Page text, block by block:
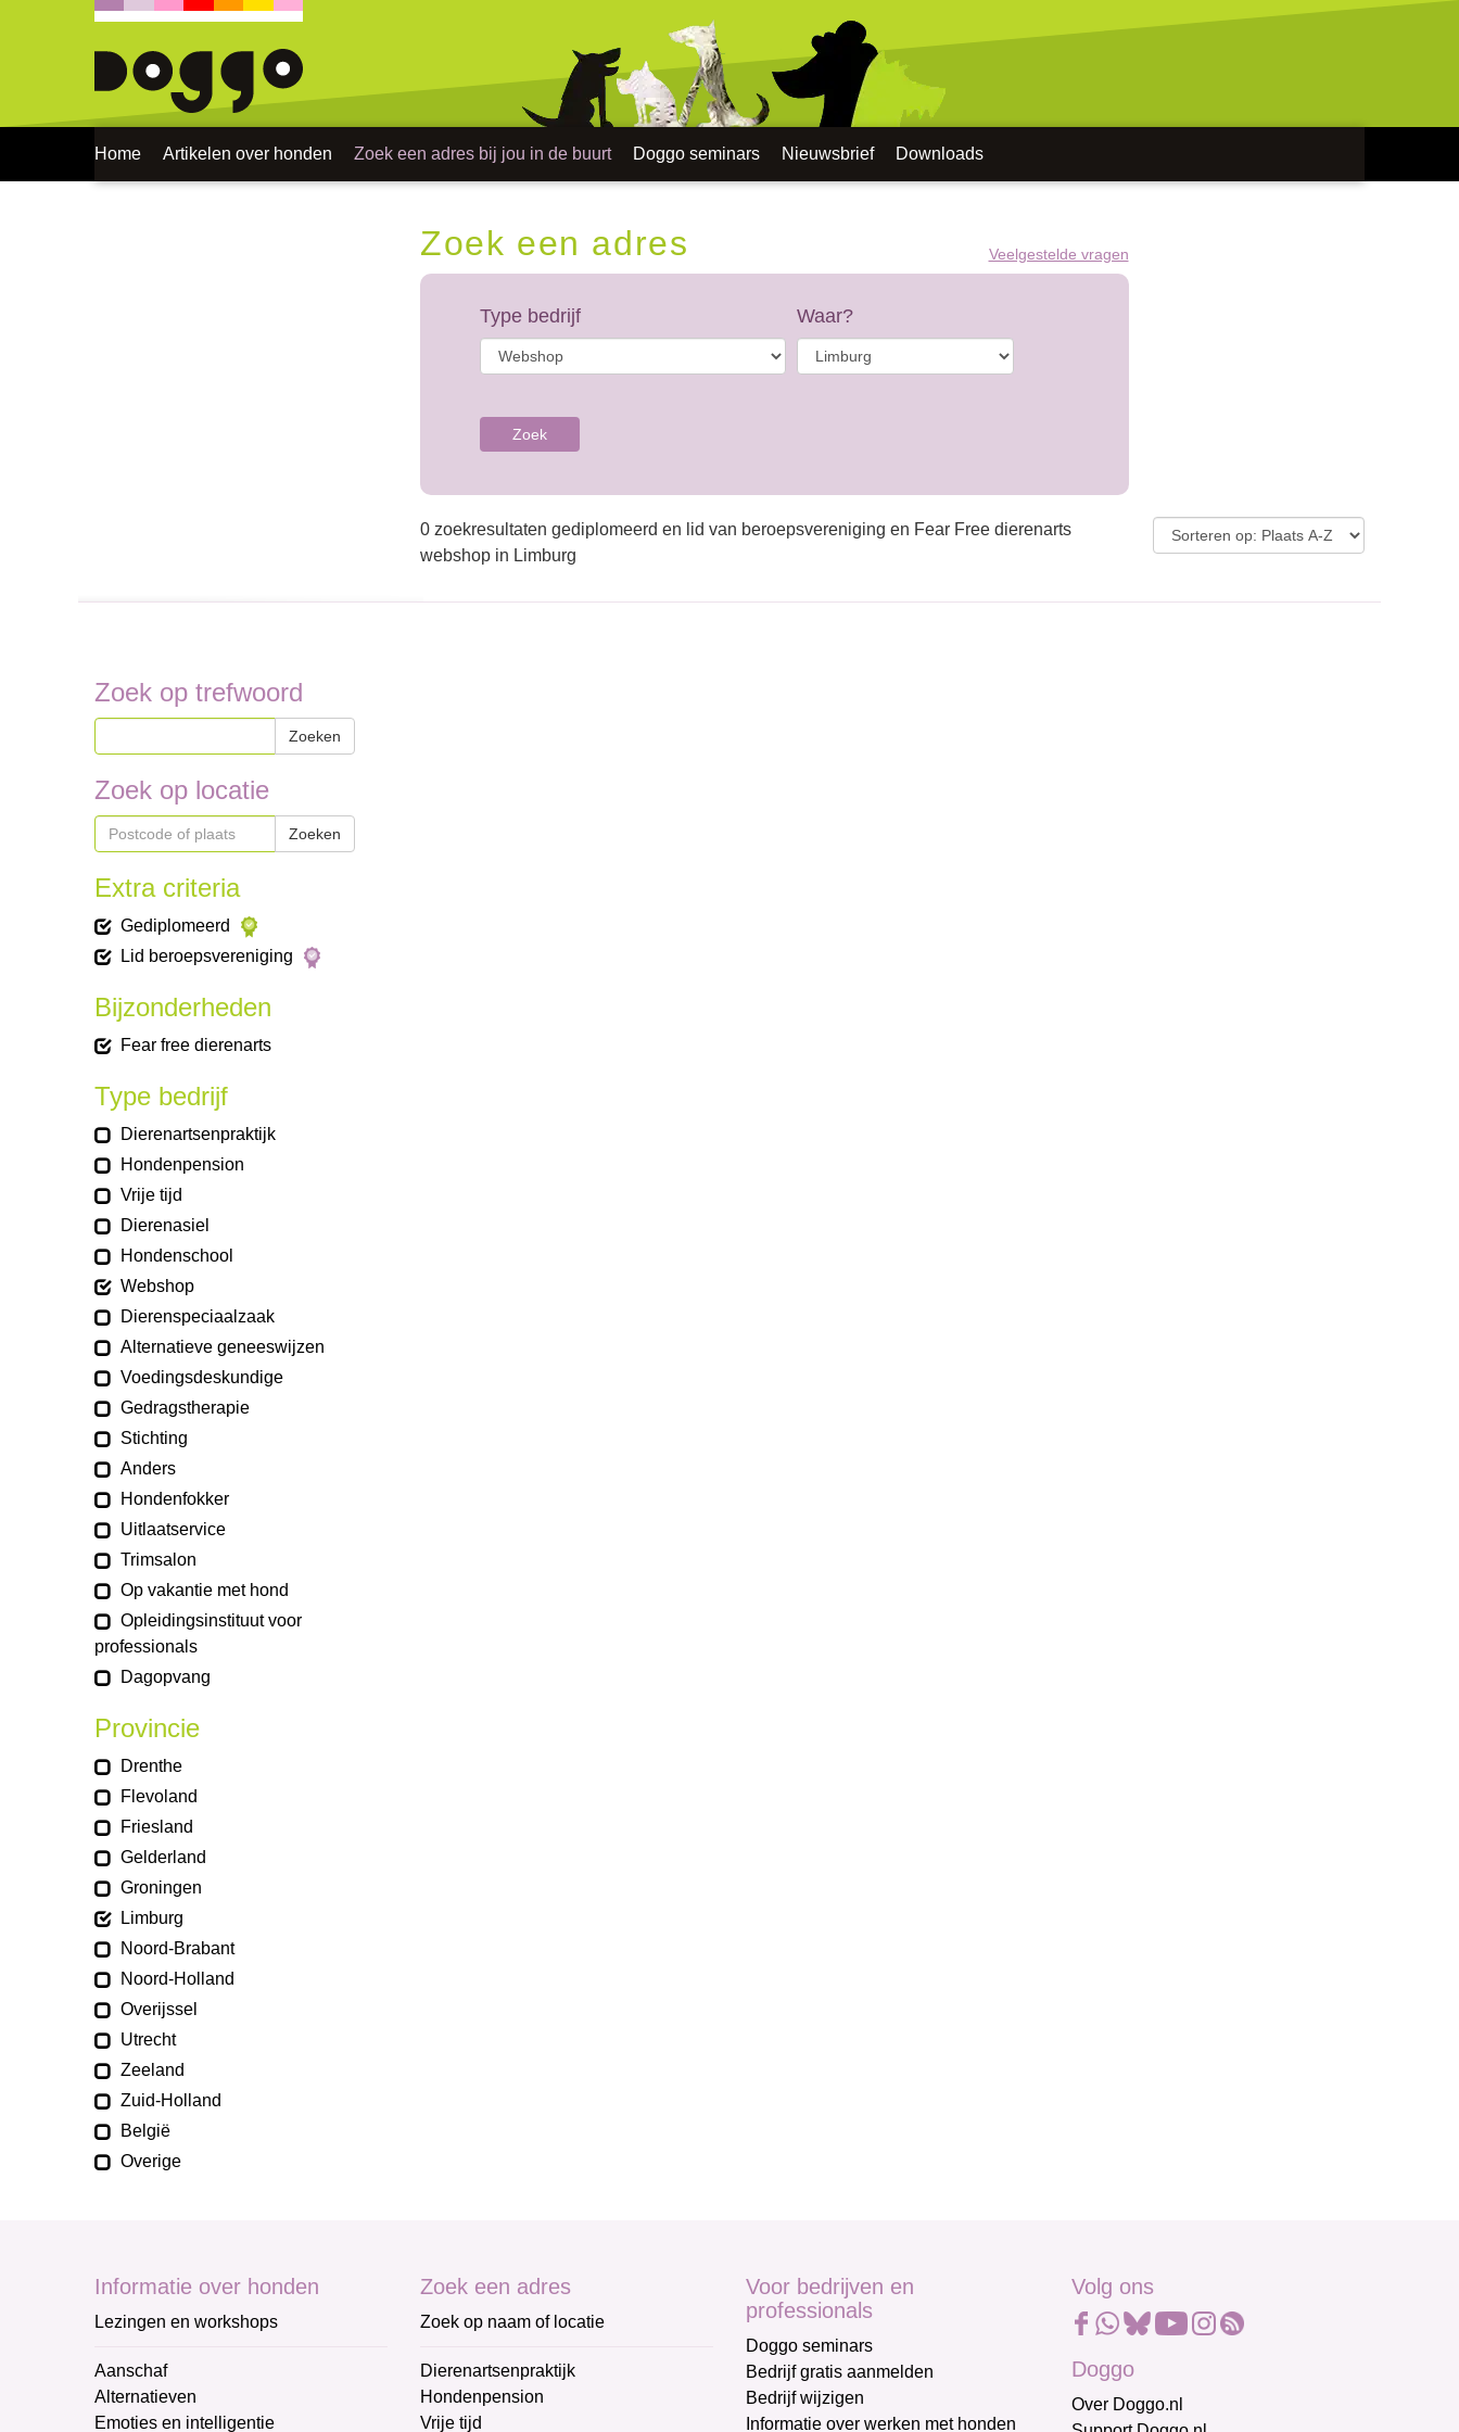
Home Artikelen over honden Zoek een adres bij jou in de buurt Doggo seminars Nieuwsbrief Downloads
Zoek een adres Veelgestelde vragen
Type bedrijf Waar?
Zoek
0 zoekresultaten gediplomeerd en lid van beroepsvereniging en Fear Free dierenarts
webshop in Limburg
Zoek op trefwoord
Zoeken
Zoek op locatie
Zoeken
Extra criteria
Gediplomeerd
Lid beroepsvereniging
Bijzonderheden
Fear free dierenarts
Type bedrijf
Dierenartsenpraktijk
Hondenpension
Vrije tijd
Dierenasiel
Hondenschool
Webshop
Dierenspeciaalzaak
Alternatieve geneeswijzen
Voedingsdeskundige
Gedragstherapie
Stichting
Anders
Hondenfokker
Uitlaatservice
Trimsalon
Op vakantie met hond
Opleidingsinstituut voor
professionals
Dagopvang
Provincie
Drenthe
Flevoland
Friesland
Gelderland
Groningen
Limburg
Noord-Brabant
Noord-Holland
Overijssel
Utrecht
Zeeland
Zuid-Holland
België
Overige
Informatie over honden
Lezingen en workshops
Aanschaf
Alternatieven
Emoties en intelligentie
Zoek een adres
Zoek op naam of locatie
Dierenartsenpraktijk
Hondenpension
Vrije tijd
Voor bedrijven en
professionals
Doggo seminars
Bedrijf gratis aanmelden
Bedrijf wijzigen
Informatie over werken met honden
Volg ons
Doggo
Over Doggo.nl